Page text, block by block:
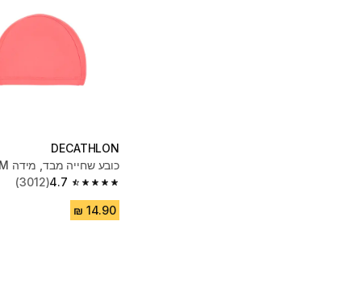
DECATHLON
כובע שחייה מבד, מידה M - ורוד
4.7
4.7 out of 5 stars from 3012 reviews
(3012)